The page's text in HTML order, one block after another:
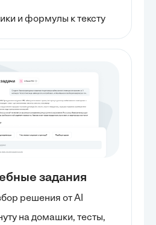
и формулы к тексту
задания
решения от AI
на домашки, тесты,